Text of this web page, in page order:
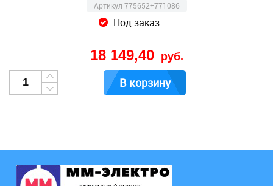
Артикул 775652+771086
Под заказ
18 149,40 руб.
В корзину